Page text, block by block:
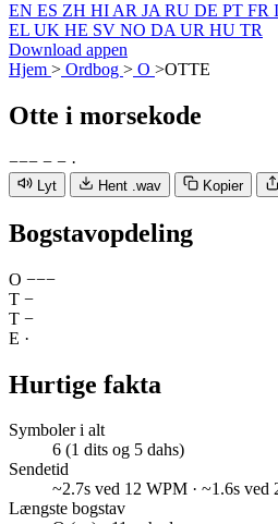
EN ES ZH HI AR JA RU DE PT FR
EL UK HE SV NO DA UR HU TR
Download appen
Hjem > Ordbog > O >OTTE
Otte i morsekode
−−− − − ·
Lyt Hent .wav Kopier
Bogstavopdeling
O −−−
T −
T −
E ·
Hurtige fakta
Symboler i alt
6 (1 dits og 5 dahs)
Sendetid
~2.7s ved 12 WPM · ~1.6s ved
Længste bogstav